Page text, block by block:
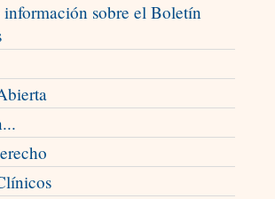
información sobre el Boletín